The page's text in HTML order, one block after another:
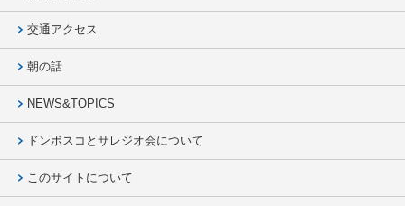
交通アクセス
朝の話
NEWS&TOPICS
ドンボスコとサレジオ会について
このサイトについて